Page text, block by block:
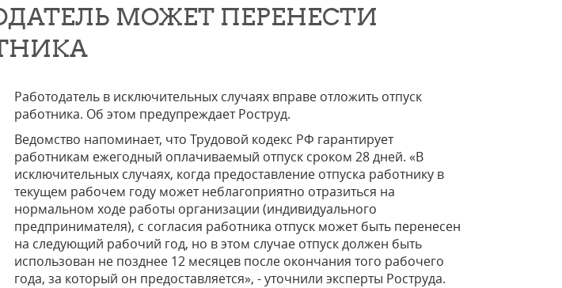
МОЖЕТ ПЕРЕНЕСТИ
Работодатель в исключительных случаях вправе отложить отпуск
работника. Об этом предупреждает Роструд.
Ведомство напоминает, что Трудовой кодекс РФ гарантирует
работникам ежегодный оплачиваемый отпуск сроком 28 дней. «В
исключительных случаях, когда предоставление отпуска работнику в
текущем рабочем году может неблагоприятно отразиться на
нормальном ходе работы организации (индивидуального
предпринимателя), с согласия работника отпуск может быть перенесен
на следующий рабочий год, но в этом случае отпуск должен быть
использован не позднее 12 месяцев после окончания того рабочего
года, за который он предоставляется», - уточнили эксперты Роструда.